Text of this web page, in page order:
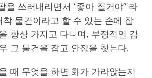
을 쓰러내리면서 “좋아 질거야” 라
착 물건이라고 할 수 있는 손에 잡
항상 가지고 다니며, 부정적인 감
그 물건을 잡고 안정을 찾는다.
때 무엇을 하면 화가 가라앉는지